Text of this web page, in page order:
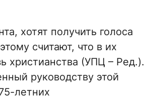
хотят получить голоса
считают, что в их
христианства (УПЦ – Ред.).
руководству этой
летних